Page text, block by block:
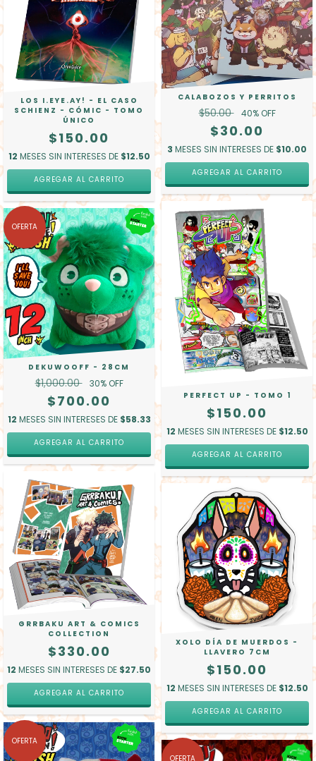
LOS I.EYE.AY! - EL CASO
SCHIENZ - CÓMIC - TOMO
ÚNICO
$150.00
12 MESES SIN INTERESES DE $12.50
AGREGAR AL CARRITO
CALABOZOS Y PERRITOS
$50.00 40% OFF
$30.00
3 MESES SIN INTERESES DE $10.00
AGREGAR AL CARRITO
OFERTA
DEKUWOOFF - 28CM
$1,000.00 30% OFF
$700.00
12 MESES SIN INTERESES DE $58.33
AGREGAR AL CARRITO
PERFECT UP - TOMO 1
$150.00
12 MESES SIN INTERESES DE $12.50
GRRBAKU ART & COMICS
COLLECTION
$330.00
12 MESES SIN INTERESES DE $27.50
AGREGAR AL CARRITO
XOLO DÍA DE MUERDOS -
LLAVERO 7CM
$150.00
12 MESES SIN INTERESES DE $12.50
OFERTA
OFERTA